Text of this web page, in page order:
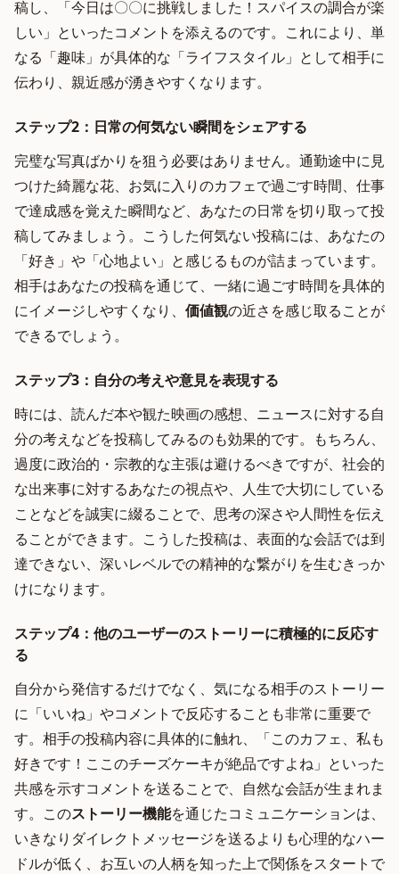
稿し、「今日は〇〇に挑戦しました！スパイスの調合が楽
しい」といったコメントを添えるのです。これにより、単
なる「趣味」が具体的な「ライフスタイル」として相手に
伝わり、親近感が湧きやすくなります。
ステップ2：日常の何気ない瞬間をシェアする
完璧な写真ばかりを狙う必要はありません。通勤途中に見
つけた綺麗な花、お気に入りのカフェで過ごす時間、仕事
で達成感を覚えた瞬間など、あなたの日常を切り取って投
稿してみましょう。こうした何気ない投稿には、あなたの
「好き」や「心地よい」と感じるものが詰まっています。
相手はあなたの投稿を通じて、一緒に過ごす時間を具体的
にイメージしやすくなり、 価値観の近さを感じ取ることが
できるでしょう。
ステップ3：自分の考えや意見を表現する
時には、読んだ本や観た映画の感想、ニュースに対する自
分の考えなどを投稿してみるのも効果的です。もちろん、
過度に政治的・宗教的な主張は避けるべきですが、社会的
な出来事に対するあなたの視点や、人生で大切にしている
ことなどを誠実に綴ることで、思考の深さや人間性を伝え
ることができます。こうした投稿は、表面的な会話では到
達できない、深いレベルでの精神的な繋がりを生むきっか
けになります。
ステップ4：他のユーザーのストーリーに積極的に反応す
る
自分から発信するだけでなく、気になる相手のストーリー
に「いいね」やコメントで反応することも非常に重要で
す。相手の投稿内容に具体的に触れ、「このカフェ、私も
好きです！ここのチーズケーキが絶品ですよね」といった
共感を示すコメントを送ることで、自然な会話が生まれま
す。このストーリー機能を通じたコミュニケーションは、
いきなりダイレクトメッセージを送るよりも心理的なハー
ドルが低く、お互いの人柄を知った上で関係をスタートで